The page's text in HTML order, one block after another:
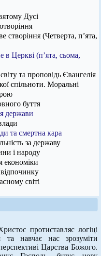
Дусі
створіння (Четверта, п’ята,
в Церкві (п’ята, сьома,
та проповідь Євангелія
спільноти. Моральні
буття
держави
та смертна кара
за державу
і народу
економіки
світі
протиставляє логіці
навчає нас зрозуміти
Царства Божого.